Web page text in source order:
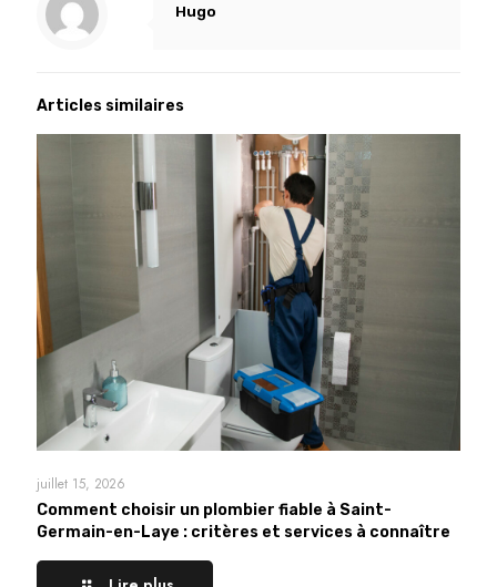
Hugo
Articles similaires
juillet 15, 2026
Comment choisir un plombier fiable à Saint-
Germain-en-Laye : critères et services à connaître